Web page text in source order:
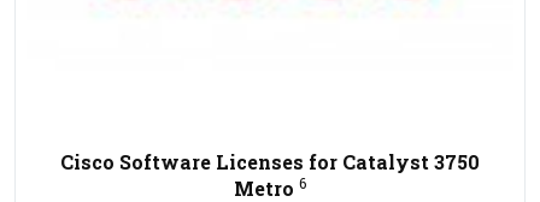
Cisco Software Licenses for Catalyst 3750
Metro 6